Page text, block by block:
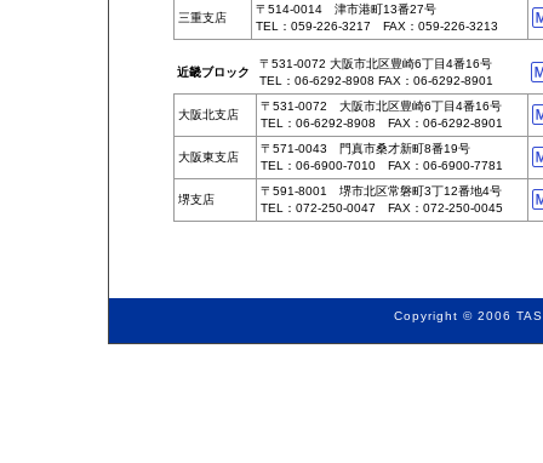
三重支店
〒514-0014 津市港町13番27号
TEL：059-226-3217 FAX：059-226-3213
近畿ブロック
〒531-0072 大阪市北区豊崎6丁目4番16号
TEL：06-6292-8908 FAX：06-6292-8901
大阪北支店
〒531-0072 大阪市北区豊崎6丁目4番16号
TEL：06-6292-8908 FAX：06-6292-8901
大阪東支店
〒571-0043 門真市桑才新町8番19号
TEL：06-6900-7010 FAX：06-6900-7781
堺支店
〒591-8001 堺市北区常磐町3丁12番地4号
TEL：072-250-0047 FAX：072-250-0045
Copyright © 2006